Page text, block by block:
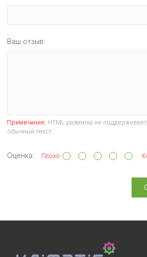
Ваш отзыв:
Примечание: HTML разметка не
обычный текст.
Оценка: Плохо